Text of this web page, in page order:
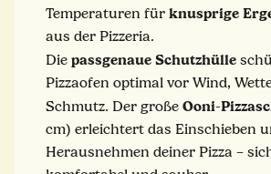
Temperaturen für knusprige
aus der Pizzeria.
Die passgenaue Schutzhülle
Pizzaofen optimal vor Wind,
Schmutz. Der große Ooni-
cm) erleichtert das Einschieben
Herausnehmen deiner Pizza –